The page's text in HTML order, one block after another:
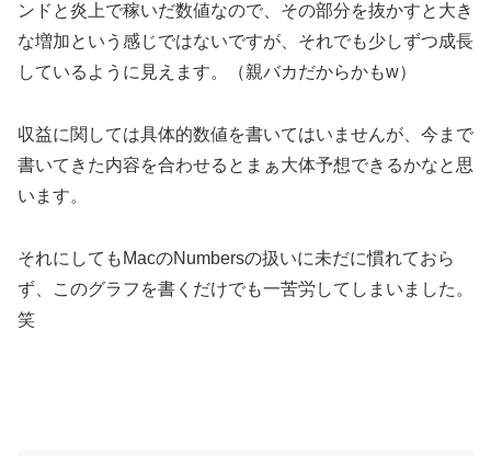
ンドと炎上で稼いだ数値なので、その部分を抜かすと大き
な増加という感じではないですが、それでも少しずつ成長
しているように見えます。（親バカだからかもw）
収益に関しては具体的数値を書いてはいませんが、今まで
書いてきた内容を合わせるとまぁ大体予想できるかなと思
います。
それにしてもMacのNumbersの扱いに未だに慣れておら
ず、このグラフを書くだけでも一苦労してしまいました。
笑